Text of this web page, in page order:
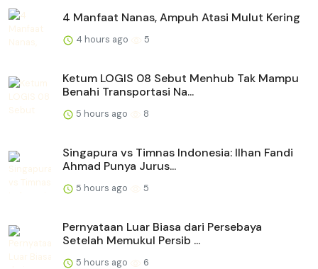
4 Manfaat Nanas, Ampuh Atasi Mulut Kering
4 hours ago 5
Ketum LOGIS 08 Sebut Menhub Tak Mampu
Benahi Transportasi Na...
5 hours ago 8
Singapura vs Timnas Indonesia: Ilhan Fandi
Ahmad Punya Jurus...
5 hours ago 5
Pernyataan Luar Biasa dari Persebaya
Setelah Memukul Persib ...
5 hours ago 6